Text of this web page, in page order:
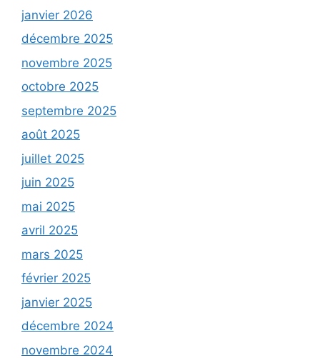
janvier 2026
décembre 2025
novembre 2025
octobre 2025
septembre 2025
août 2025
juillet 2025
juin 2025
mai 2025
avril 2025
mars 2025
février 2025
janvier 2025
décembre 2024
novembre 2024